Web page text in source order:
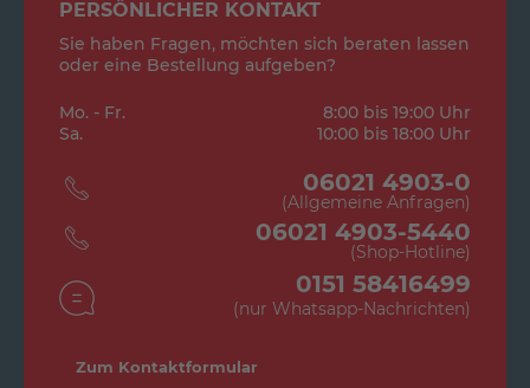
PERSÖNLICHER KONTAKT
Sie haben Fragen, möchten sich beraten lassen
oder eine Bestellung aufgeben?
Mo. - Fr.
8:00 bis 19:00 Uhr
Sa.
10:00 bis 18:00 Uhr
06021 4903-0
(Allgemeine Anfragen)
06021 4903-5440
(Shop-Hotline)
0151 58416499
(nur Whatsapp-Nachrichten)
Zum Kontaktformular